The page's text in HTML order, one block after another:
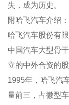
失，成为历史。
附哈飞汽车介绍：
哈飞汽车股份有
中国汽车大型骨
立的中外合资的股
1995年，哈飞汽
量前三，占微型